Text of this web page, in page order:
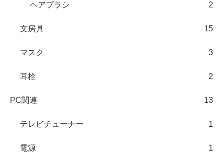
ヘアブラシ 2
文房具 15
マスク 3
耳栓 2
PC関連 13
テレビチューナー 1
電源 1